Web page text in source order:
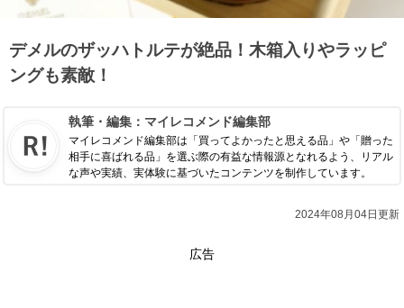
デメルのザッハトルテが絶品！木箱入りやラッピ
ングも素敵！
執筆・編集： マイレコメンド編集部
マイレコメンド編集部は「買ってよかったと思える品」や「贈った
相手に喜ばれる品」を選ぶ際の有益な情報源となれるよう、リアル
な声や実績、実体験に基づいたコンテンツを制作しています。
2024年08月04日更新
広告